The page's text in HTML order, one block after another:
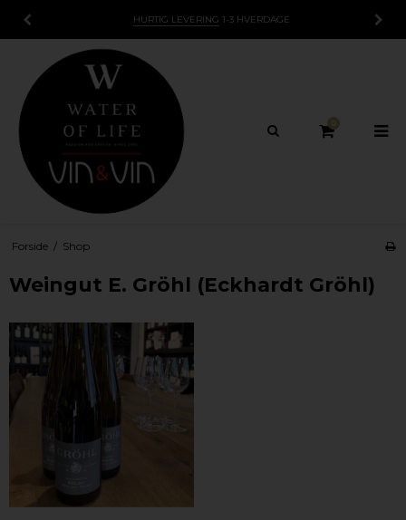
HURTIG LEVERING 1-3 HVERDAGE
0
Forside / Shop
Weingut E. Gröhl (Eckhardt Gröhl)